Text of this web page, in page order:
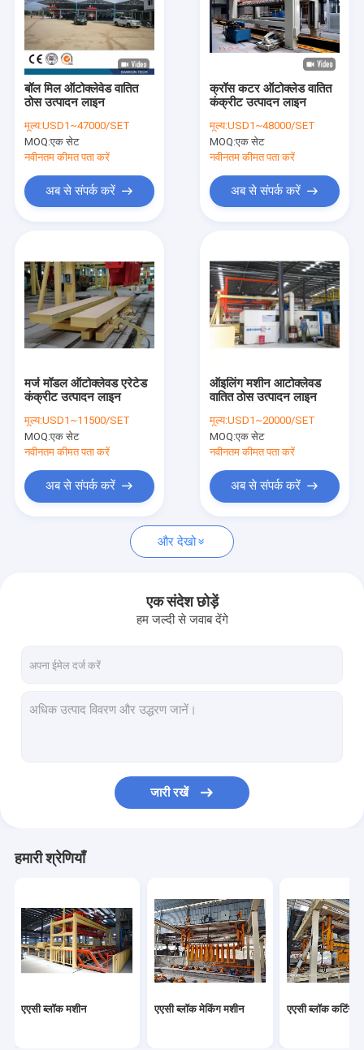
उत्पादों
हमारे बारे में
हमसे संपर्क करें
एएसी ब्लॉक मेकिंग मशीन
एएसी ब्लॉक कटिंग मशीन
स्वचालित कंक्रीट ब्लॉक बनाने की मशीन
अर्ध स्वचालित ब्लॉक बनाने की मशीन
लाइटवेट वॉल पैनल मशीन
एएसी आटोक्लेव
एएसी ब्लॉक प्लांट मशीनरी
बॉल मिल ऑटोक्लेवेड वातित
ठोस उत्पादन लाइन
मूल्य:USD1~47000/SET
MOQ:एक सेट
नवीनतम कीमत पता करें
अब से संपर्क करें
क्रॉस कटर ऑटोक्लेड वातित
कंक्रीट उत्पादन लाइन
मूल्य:USD1~48000/SET
MOQ:एक सेट
नवीनतम कीमत पता करें
अब से संपर्क करें
मर्ज मॉडल ऑटोक्लेवड एरेटेड
कंक्रीट उत्पादन लाइन
मूल्य:USD1~11500/SET
MOQ:एक सेट
नवीनतम कीमत पता करें
अब से संपर्क करें
ऑइलिंग मशीन आटोक्लेवड
वातित ठोस उत्पादन लाइन
मूल्य:USD1~20000/SET
MOQ:एक सेट
नवीनतम कीमत पता करें
अब से संपर्क करें
और देखो
एक संदेश छोड़ें
हम जल्दी से जवाब देंगे
जारी रखें
हमारी श्रेणियाँ
एएसी ब्लॉक मशीन एएसी ब्लॉक मेकिंग मशीन एएसी ब्लॉक कटिंग